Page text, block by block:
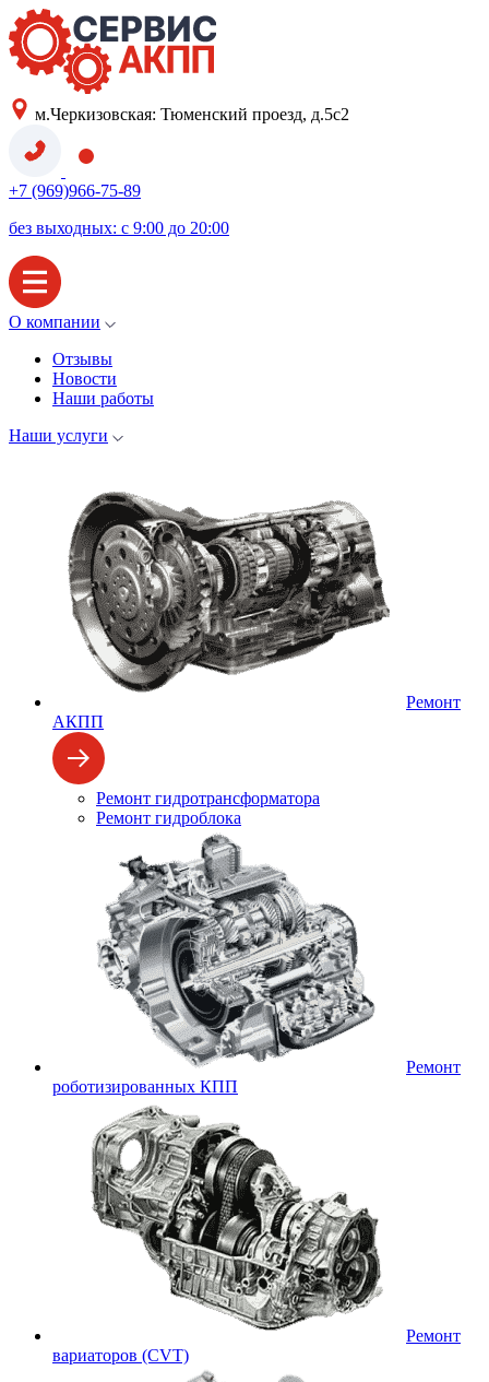
м.Черкизовская: Тюменский проезд, д.5с2
+7 (969)966-75-89
без выходных: с 9:00 до 20:00
О компании
Отзывы
Новости
Наши работы
Наши услуги
Ремонт
АКПП
Ремонт гидротрансформатора
Ремонт гидроблока
Ремонт
роботизированных КПП
Ремонт
вариаторов (CVT)